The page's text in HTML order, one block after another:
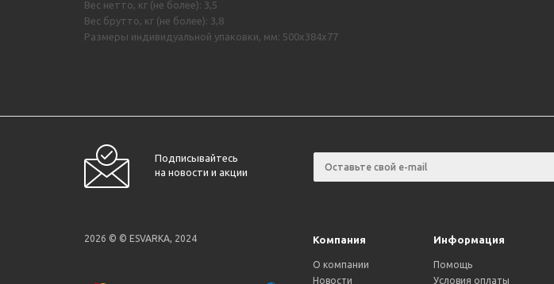
Вес нетто, кг (не более): 3,5
Вес брутто, кг (не более): 3,8
Размеры индивидуальной упаковки, мм: 500х384х77
Подписывайтесь
на новости и акции
2026 © © ESVARKA, 2024 Компания Информация
О компании
Новости
Помощь
Условия оплаты